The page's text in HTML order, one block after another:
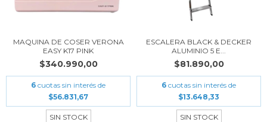
MAQUINA DE COSER VERONA
EASY K17 PINK
$340.990,00
6 cuotas sin interés de
$56.831,67
SIN STOCK
ESCALERA BLACK & DECKER
ALUMINIO 5 E...
$81.890,00
6 cuotas sin interés de
$13.648,33
SIN STOCK